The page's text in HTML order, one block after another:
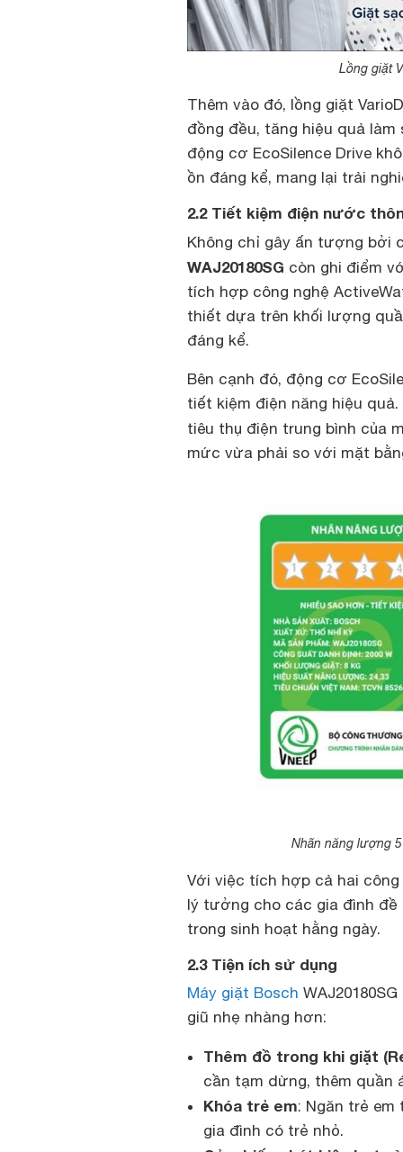
Lồng giặt
Thêm vào đó, lồng giặt
đồng đều, tăng hiệu quả
động cơ EcoSilence Drive
ồn đáng kể, mang lại trải
2.2 Tiết kiệm điện nước
Không chỉ gây ấn tượng bởi
WAJ20180SG còn ghi điểm
tích hợp công nghệ
thiết dựa trên khối lượng
đáng kể.
Bên cạnh đó, động cơ
tiết kiệm điện năng hiệu
tiêu thụ điện trung bình của
mức vừa phải so với mặt
Nhãn năng lượng
Với việc tích hợp cả hai
lý tưởng cho các gia đình
trong sinh hoạt hằng ngày.
2.3 Tiện ích sử dụng
Máy giặt Bosch
giũ nhẹ nhàng hơn:
Thêm đồ trong khi giặt
cần tạm dừng, thêm quần
Khóa trẻ em: Ngăn trẻ
gia đình có trẻ nhỏ.